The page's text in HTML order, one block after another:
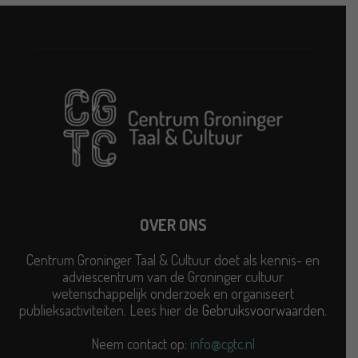
OVER ONS
Centrum Groninger Taal & Cultuur doet als kennis- en
adviescentrum van de Groninger cultuur
wetenschappelijk onderzoek en organiseert
publieksactiviteiten. Lees hier de Gebruiksvoorwaarden.
Neem contact op: info@cgtc.nl